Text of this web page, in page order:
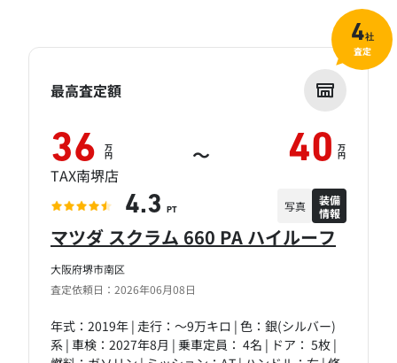
大阪府堺市南区
査定依頼日：2026年06月08日
マツダ スクラム 660 PA ハイルーフ
年式：2019年 | 走行：～9万キロ | 色：銀(シルバー)
系 | 車検：2027年8月 | 乗車定員： 4名 | ドア： 5枚 |
最高査定額
36 万
円 ～ 40 万
円
TAX南堺店
4.3 PT 写真
装備
情報
4社
査定